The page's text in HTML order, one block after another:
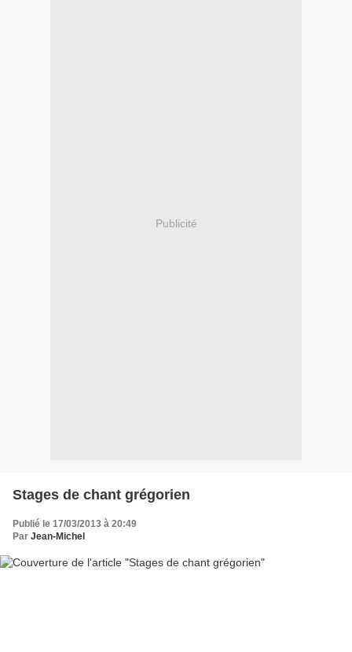
Publicité
Stages de chant grégorien
Publié le 17/03/2013 à 20:49
Par Jean-Michel